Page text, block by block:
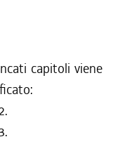
capitoli viene